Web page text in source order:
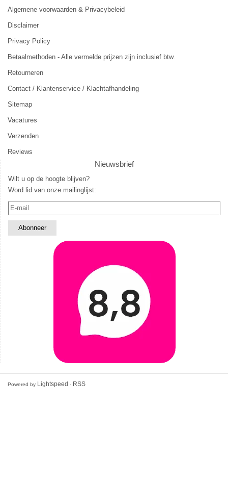
Algemene voorwaarden & Privacybeleid
Disclaimer
Privacy Policy
Betaalmethoden - Alle vermelde prijzen zijn inclusief btw.
Retourneren
Contact / Klantenservice / Klachtafhandeling
Sitemap
Vacatures
Verzenden
Reviews
Nieuwsbrief
Wilt u op de hoogte blijven?
Word lid van onze mailinglijst:
Powered by Lightspeed - RSS